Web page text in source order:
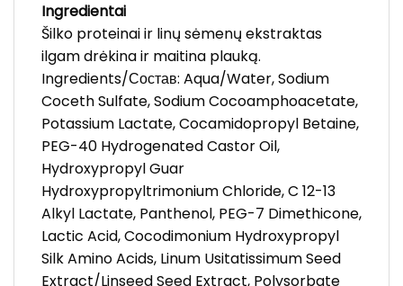
Ingredientai
Šilko proteinai ir linų sėmenų ekstraktas
ilgam drėkina ir maitina plauką.
Ingredients/Состав: Aqua/Water, Sodium
Coceth Sulfate, Sodium Cocoamphoacetate,
Potassium Lactate, Cocamidopropyl Betaine,
PEG-40 Hydrogenated Castor Oil,
Hydroxypropyl Guar
Hydroxypropyltrimonium Chloride, C 12-13
Alkyl Lactate, Panthenol, PEG-7 Dimethicone,
Lactic Acid, Cocodimonium Hydroxypropyl
Silk Amino Acids, Linum Usitatissimum Seed
Extract/Linseed Seed Extract, Polysorbate